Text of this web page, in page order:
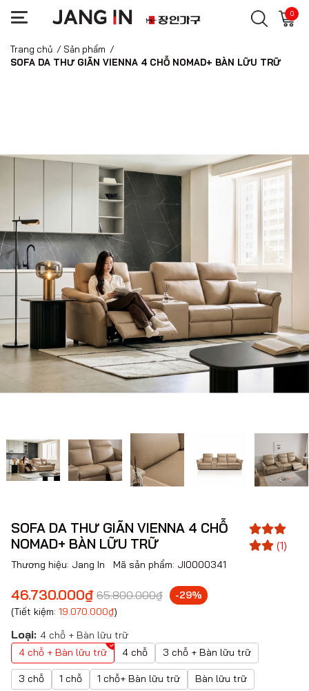
0
Trang chủ / Sản phẩm /
SOFA DA THƯ GIÃN VIENNA 4 CHỖ NOMAD+ BÀN LỮU TRỮ
SOFA DA THƯ GIÃN VIENNA 4 CHỖ
NOMAD+ BÀN LỮU TRỮ
(1)
Thương hiệu: Jang In Mã sản phẩm: JI0000341
46.730.000₫ 65.800.000₫
-29%
(Tiết kiệm: 19.070.000₫)
Loại: 4 chỗ + Bàn lữu trữ
4 chỗ + Bàn lữu trữ
4 chỗ 3 chỗ + Bàn lữu trữ
3 chỗ 1 chỗ 1 chỗ+ Bàn lữu trữ Bàn lữu trữ